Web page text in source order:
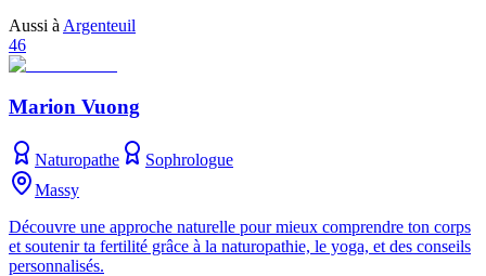
Aussi à Argenteuil
46
Marion Vuong
Naturopathe
Sophrologue
Massy
Découvre une approche naturelle pour mieux comprendre ton corps
et soutenir ta fertilité grâce à la naturopathie, le yoga, et des conseils
personnalisés.